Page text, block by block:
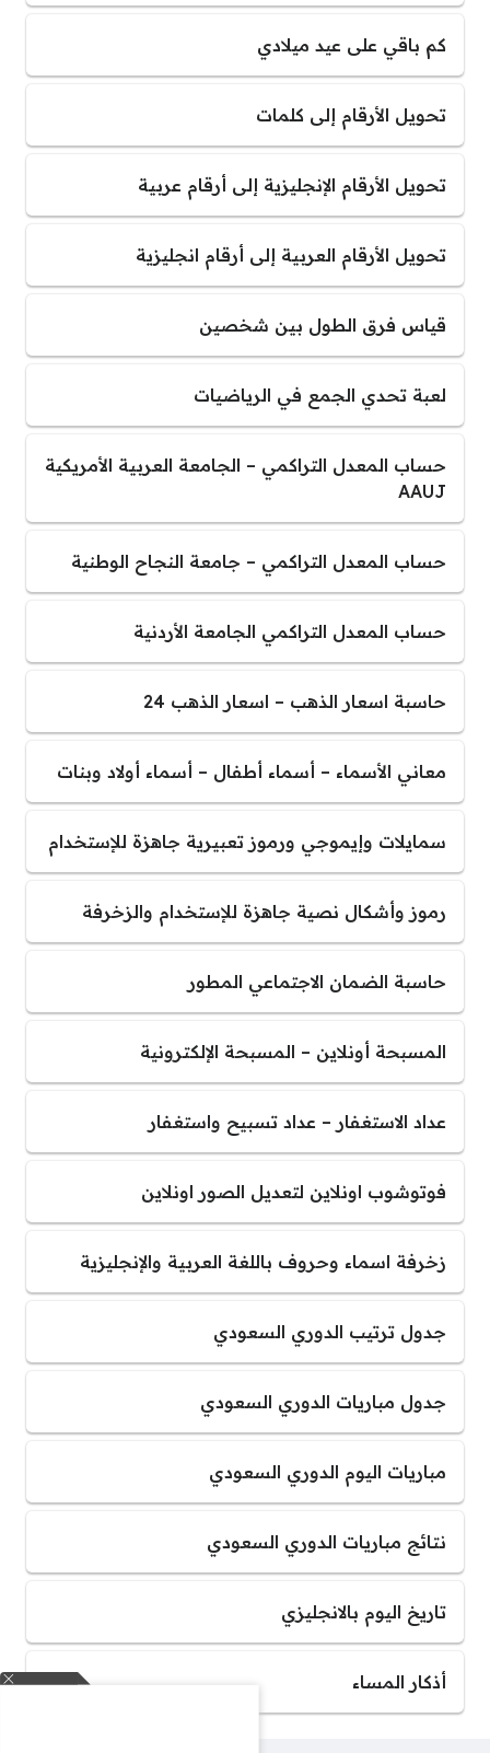
كم باقي على عيد ميلادي
تحويل الأرقام إلى كلمات
تحويل الأرقام الإنجليزية إلى أرقام عربية
تحويل الأرقام العربية إلى أرقام انجليزية
قياس فرق الطول بين شخصين
لعبة تحدي الجمع في الرياضيات
حساب المعدل التراكمي – الجامعة العربية الأمريكية
AAUJ
حساب المعدل التراكمي – جامعة النجاح الوطنية
حساب المعدل التراكمي الجامعة الأردنية
حاسبة اسعار الذهب – اسعار الذهب 24
معاني الأسماء – أسماء أطفال – أسماء أولاد وبنات
سمايلات وإيموجي ورموز تعبيرية جاهزة للإستخدام
رموز وأشكال نصية جاهزة للإستخدام والزخرفة
حاسبة الضمان الاجتماعي المطور
المسبحة أونلاين – المسبحة الإلكترونية
عداد الاستغفار – عداد تسبيح واستغفار
فوتوشوب اونلاين لتعديل الصور اونلاين
زخرفة اسماء وحروف باللغة العربية والإنجليزية
جدول ترتيب الدوري السعودي
جدول مباريات الدوري السعودي
مباريات اليوم الدوري السعودي
نتائج مباريات الدوري السعودي
تاريخ اليوم بالانجليزي
أذكار المساء